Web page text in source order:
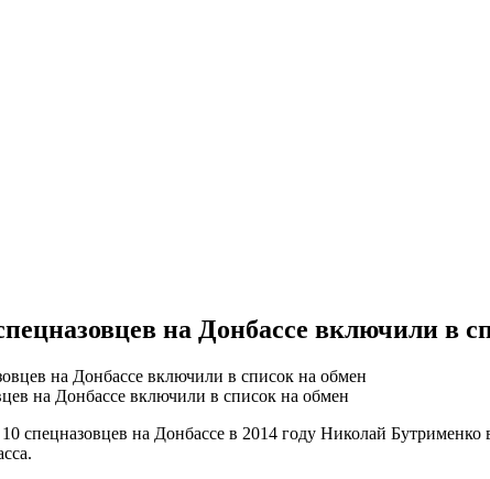
на Донбассе включили в
на Донбассе включили в список на обмен
спецназовцев на Донбассе в 2014 году Николай